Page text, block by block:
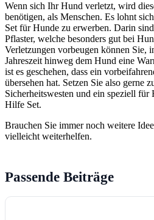
Wenn sich Ihr Hund verletzt, wird
benötigen, als Menschen. Es lohnt
Set für Hunde zu erwerben. Darin
Pflaster, welche besonders gut bei
Verletzungen vorbeugen können Sie,
Jahreszeit hinweg dem Hund eine
ist es geschehen, dass ein
übersehen hat. Setzen Sie also gerne
Sicherheitswesten und ein speziell für
Hilfe Set.
Brauchen Sie immer noch weitere
vielleicht weiterhelfen.
Passende Beiträge